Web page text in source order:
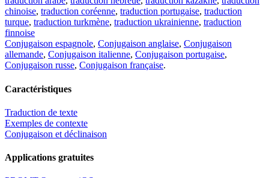
chinoise, traduction coréenne, traduction portugaise, traduction
turque, traduction turkmène, traduction ukrainienne, traduction
finnoise
Conjugaison espagnole, Conjugaison anglaise, Conjugaison
allemande, Conjugaison italienne, Conjugaison portugaise,
Conjugaison russe, Conjugaison française.
Caractéristiques
Traduction de texte
Exemples de contexte
Conjugaison et déclinaison
Applications gratuites